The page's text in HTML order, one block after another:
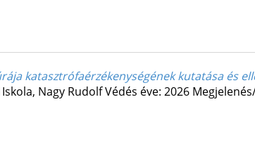
katasztrófaérzékenységének kutatása és
Nagy RudolfVédés éve: 2026